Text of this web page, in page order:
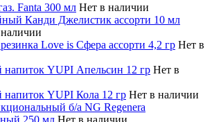
Fanta 300 мл Нет в наличии
Канди Джелистик ассорти 10 мл
Love is Сфера ассорти 4,2 гр Нет в
напиток YUPI Апельсин 12 гр Нет в
напиток YUPI Кола 12 гр Нет в наличии
б/а NG Regenera
250 мл Нет в наличии